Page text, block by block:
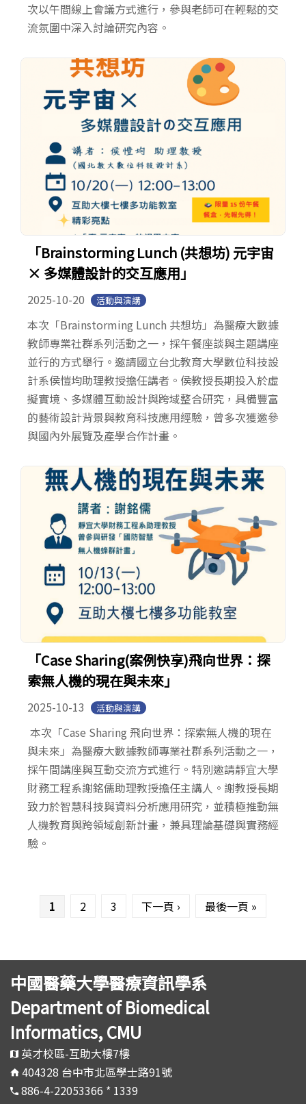
次以午間線上會議方式進行，參與老師可在輕鬆的交
流氛圍中深入討論研究內容。
「Brainstorming Lunch (共想坊) 元宇宙
× 多媒體設計的交互應用」
2025-10-20 活動與演講
本次「Brainstorming Lunch 共想坊」為醫療大數據
教師專業社群系列活動之一，採午餐座談與主題講座
並行的方式舉行。邀請國立台北教育大學數位科技設
計系侯愷均助理教授擔任講者。侯教授長期投入於虛
擬實境、多媒體互動設計與跨域整合研究，具備豐富
的藝術設計背景與教育科技應用經驗，曾多次獲邀參
與國內外展覽及產學合作計畫。
「Case Sharing(案例快享)飛向世界：探
索無人機的現在與未來」
2025-10-13 活動與演講
本次「Case Sharing 飛向世界：探索無人機的現在
與未來」為醫療大數據教師專業社群系列活動之一，
採午間講座與互動交流方式進行。特別邀請靜宜大學
財務工程系謝銘儒助理教授擔任主講人。謝教授長期
致力於智慧科技與資料分析應用研究，並積極推動無
人機教育與跨領域創新計畫，兼具理論基礎與實務經
驗。
1 2 3 下一頁 › 最後一頁 »
中國醫藥大學醫療資訊學系
Department of Biomedical
Informatics, CMU
英才校區-互助大樓7樓
404328 台中市北區學士路91號
886-4-22053366 * 1339